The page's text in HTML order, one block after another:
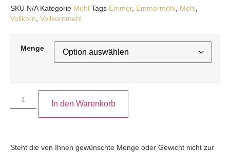
SKU N/AKategorie Mehl Tags Emmer, Emmermehl, Mehl,
Vollkorn, Vollkornmehl
Menge
In den Warenkorb
Steht die von Ihnen gewünschte Menge oder Gewicht nicht zur